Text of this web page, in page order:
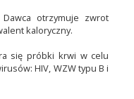
Dawca otrzymuje zwrot
kaloryczny.
się próbki krwi w celu
HIV, WZW typu B i